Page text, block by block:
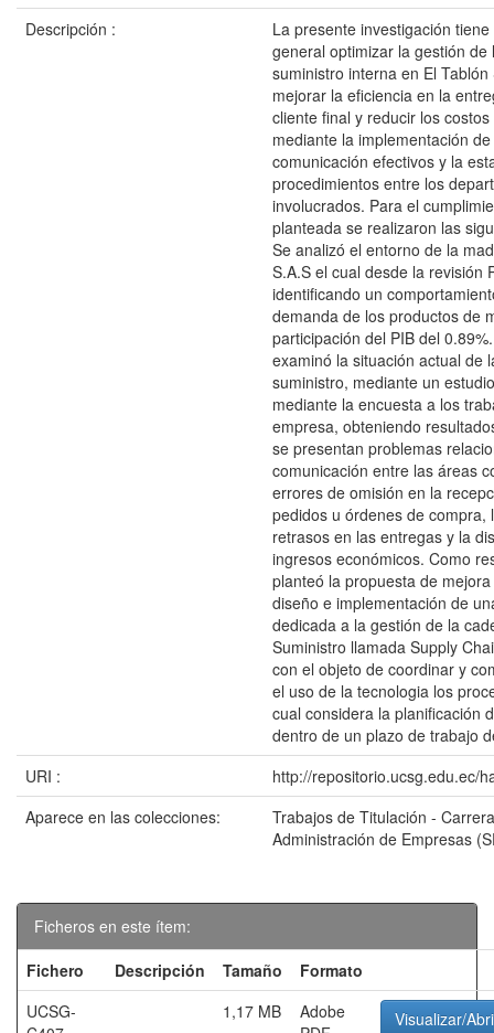
Descripción :
La presente investigación
general optimizar la gestión de
suministro interna en El Tablón
mejorar la eficiencia en la
cliente final y reducir los
mediante la implementación
comunicación efectivos y la
procedimientos entre los
involucrados. Para el
planteada se realizaron las
Se analizó el entorno de la
S.A.S el cual desde la revisión
identificando un
demanda de los productos de
participación del PIB del
examinó la situación actual de
suministro, mediante un
mediante la encuesta a los
empresa, obteniendo
se presentan problemas
comunicación entre las áreas
errores de omisión en la
pedidos u órdenes de compra,
retrasos en las entregas y la
ingresos económicos. Como
planteó la propuesta de
diseño e implementación de
dedicada a la gestión de la
Suministro llamada Supply
con el objeto de coordinar y
el uso de la tecnologia los
cual considera la planificación
dentro de un plazo de trabajo
URI :
http://repositorio.ucsg.edu.ec/
Aparece en las colecciones:
Trabajos de Titulación -
Administración de Empresas
Ficheros en este ítem:
Fichero
Descripción Tamaño
Formato
UCSG-
1,17 MB
Adobe
Visualizar/